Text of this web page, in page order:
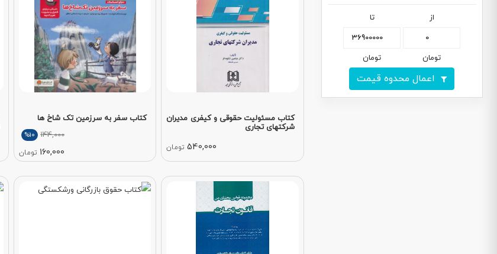
از
تومان
تا
تومان
اعمال محدوه قیمت
کتاب مسئولیت حقوقی و کیفری مدیران
شرکتهای تجاری
540,000 تومان
کتاب سفر به سرزمین تک شاخ‌ ها
144,000
%10
160,000 تومان